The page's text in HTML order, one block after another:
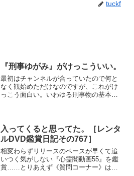
tuckf
『刑事ゆがみ』がけっこういい。
最初はチャンネルが合っていたので何と
なく観始めただけなのですが、これがけ
っこう面白い。いわゆる刑事物の基本は
る。主人公がだいぶアウトロ...
入ってくると思ってた。［レンタ
ルDVD鑑賞日記その767］
相変わらずリリースのペースが早くて追
いつく気がしない『心霊闇動画55』を鑑
賞……とりあえず《質問コーナー》はや